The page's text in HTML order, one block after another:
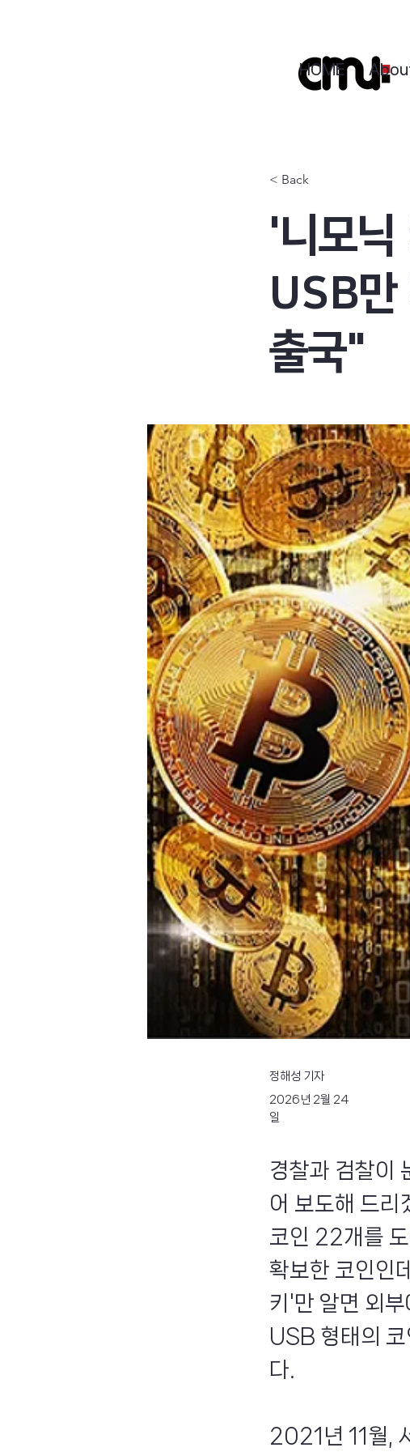
HOME
< Back
'니모닉
USB
출국"
정해성 기자
2026년 2월 24
일
경찰과 검찰이
어 보도해 드리
코인 22개를
확보한 코인인
키'만 알면 외
USB 형태의 코
다.
2021년 11월,